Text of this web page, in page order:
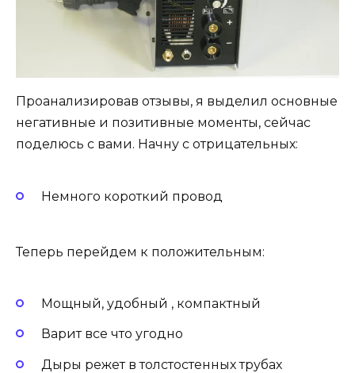
Проанализировав отзывы, я выделил основные
негативные и позитивные моменты, сейчас
поделюсь с вами. Начну с отрицательных:
Немного короткий провод
Теперь перейдем к положительным:
Мощный, удобный , компактный
Варит все что угодно
Дыры режет в толстостенных трубах